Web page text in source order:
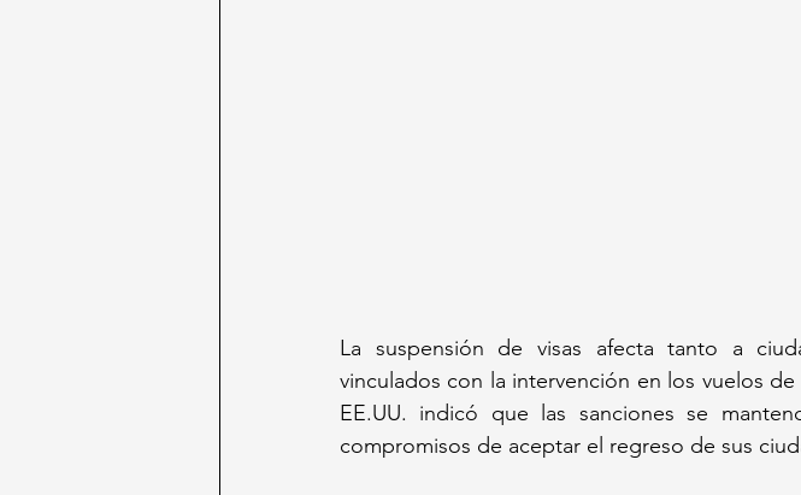
La suspensión de visas afecta tanto a
vinculados con la intervención en los vuelos
EE.UU. indicó que las sanciones se
compromisos de aceptar el regreso de sus